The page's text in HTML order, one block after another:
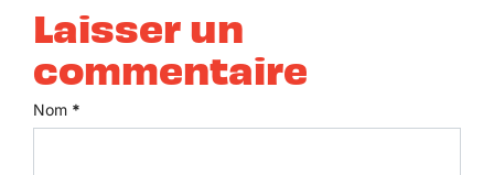
Laisser un
commentaire
Nom *